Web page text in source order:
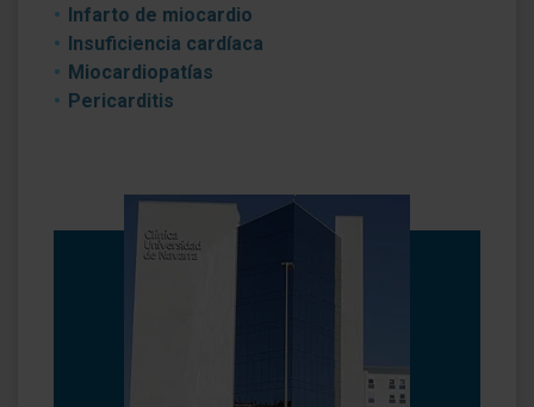
Infarto de miocardio
Insuficiencia cardíaca
Miocardiopatías
Pericarditis